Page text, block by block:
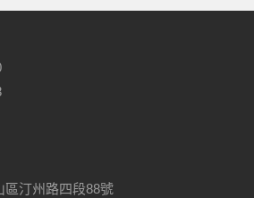
區汀州路四段88號